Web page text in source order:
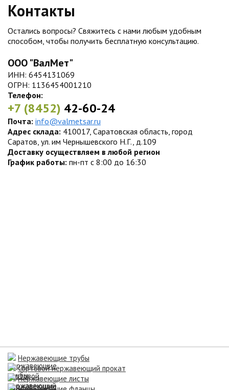
Контакты
Остались вопросы? Свяжитесь с нами любым удобным
способом, чтобы получить бесплатную консультацию.
ООО "ВалМет"
ИНН: 6454131069
ОГРН: 1136454001210
Телефон:
+7 (8452) 42-60-24
Почта: info@valmetsar.ru
Адрес склада: 410017, Саратовская область, город
Саратов, ул. им Чернышевского Н.Г., д.109
Доставку осуществляем в любой регион
График работы: пн-пт с 8:00 до 16:30
Нержавеющие трубы
Сортовой нержавеющий прокат
Нержавеющие листы